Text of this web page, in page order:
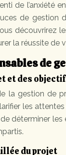
de l’anxiété
de gestion
découvrirez
la réussite de
de
et des
la gestion de
les
déterminer
du projet